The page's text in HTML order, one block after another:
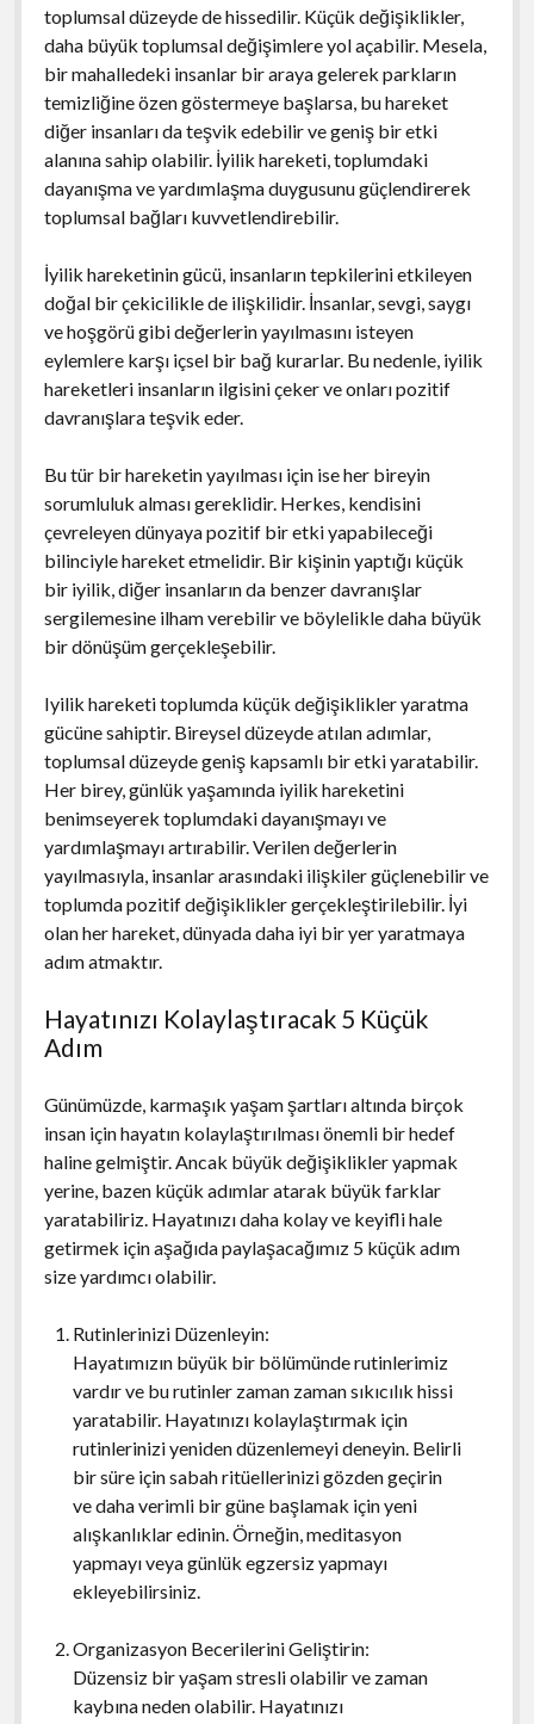
toplumsal düzeyde de hissedilir. Küçük değişiklikler,
daha büyük toplumsal değişimlere yol açabilir. Mesela,
bir mahalledeki insanlar bir araya gelerek parkların
temizliğine özen göstermeye başlarsa, bu hareket
diğer insanları da teşvik edebilir ve geniş bir etki
alanına sahip olabilir. İyilik hareketi, toplumdaki
dayanışma ve yardımlaşma duygusunu güçlendirerek
toplumsal bağları kuvvetlendirebilir.
İyilik hareketinin gücü, insanların tepkilerini etkileyen
doğal bir çekicilikle de ilişkilidir. İnsanlar, sevgi, saygı
ve hoşgörü gibi değerlerin yayılmasını isteyen
eylemlere karşı içsel bir bağ kurarlar. Bu nedenle, iyilik
hareketleri insanların ilgisini çeker ve onları pozitif
davranışlara teşvik eder.
Bu tür bir hareketin yayılması için ise her bireyin
sorumluluk alması gereklidir. Herkes, kendisini
çevreleyen dünyaya pozitif bir etki yapabileceği
bilinciyle hareket etmelidir. Bir kişinin yaptığı küçük
bir iyilik, diğer insanların da benzer davranışlar
sergilemesine ilham verebilir ve böylelikle daha büyük
bir dönüşüm gerçekleşebilir.
Iyilik hareketi toplumda küçük değişiklikler yaratma
gücüne sahiptir. Bireysel düzeyde atılan adımlar,
toplumsal düzeyde geniş kapsamlı bir etki yaratabilir.
Her birey, günlük yaşamında iyilik hareketini
benimseyerek toplumdaki dayanışmayı ve
yardımlaşmayı artırabilir. Verilen değerlerin
yayılmasıyla, insanlar arasındaki ilişkiler güçlenebilir ve
toplumda pozitif değişiklikler gerçekleştirilebilir. İyi
olan her hareket, dünyada daha iyi bir yer yaratmaya
adım atmaktır.
Hayatınızı Kolaylaştıracak 5 Küçük
Adım
Günümüzde, karmaşık yaşam şartları altında birçok
insan için hayatın kolaylaştırılması önemli bir hedef
haline gelmiştir. Ancak büyük değişiklikler yapmak
yerine, bazen küçük adımlar atarak büyük farklar
yaratabiliriz. Hayatınızı daha kolay ve keyifli hale
getirmek için aşağıda paylaşacağımız 5 küçük adım
size yardımcı olabilir.
Rutinlerinizi Düzenleyin:
Hayatımızın büyük bir bölümünde rutinlerimiz
vardır ve bu rutinler zaman zaman sıkıcılık hissi
yaratabilir. Hayatınızı kolaylaştırmak için
rutinlerinizi yeniden düzenlemeyi deneyin. Belirli
bir süre için sabah ritüellerinizi gözden geçirin
ve daha verimli bir güne başlamak için yeni
alışkanlıklar edinin. Örneğin, meditasyon
yapmayı veya günlük egzersiz yapmayı
ekleyebilirsiniz.
Organizasyon Becerilerini Geliştirin:
Düzensiz bir yaşam stresli olabilir ve zaman
kaybına neden olabilir. Hayatınızı